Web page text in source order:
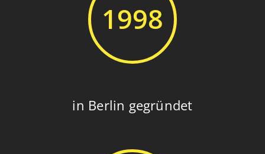
1998
in Berlin gegründet